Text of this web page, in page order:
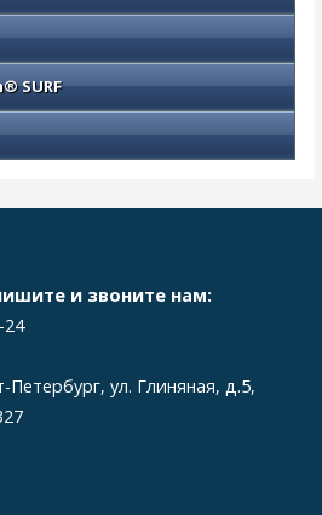
SURF
и звоните нам:
24
Петербург, ул. Глиняная, д.5,